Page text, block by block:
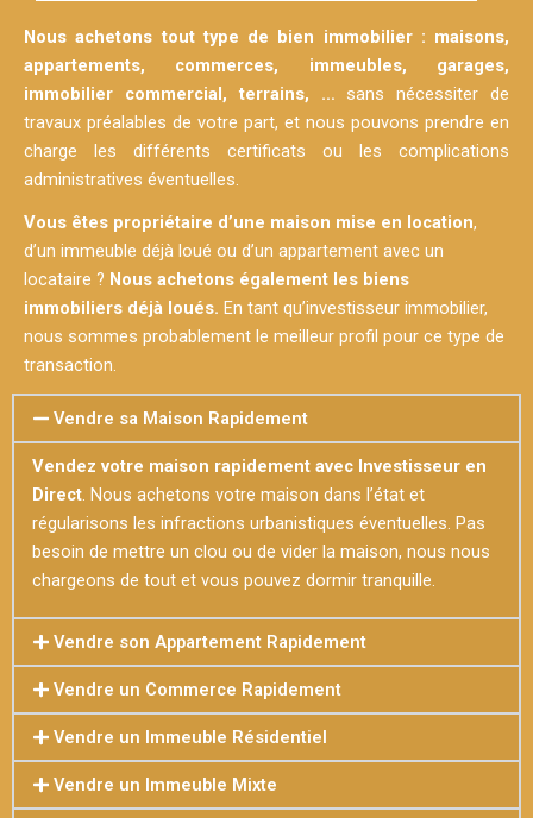
Nous achetons tout type de bien immobilier : maisons,
appartements, commerces, immeubles, garages,
immobilier commercial, terrains, … sans nécessiter de
travaux préalables de votre part, et nous pouvons prendre en
charge les différents certificats ou les complications
administratives éventuelles.
Vous êtes propriétaire d’une maison mise en location,
d’un immeuble déjà loué ou d’un appartement avec un
locataire ? Nous achetons également les biens
immobiliers déjà loués. En tant qu’investisseur immobilier,
nous sommes probablement le meilleur profil pour ce type de
transaction.
Vendre sa Maison Rapidement
Vendez votre maison rapidement avec Investisseur en
Direct. Nous achetons votre maison dans l’état et
régularisons les infractions urbanistiques éventuelles. Pas
besoin de mettre un clou ou de vider la maison, nous nous
chargeons de tout et vous pouvez dormir tranquille.
Vendre son Appartement Rapidement
Vendre un Commerce Rapidement
Vendre un Immeuble Résidentiel
Vendre un Immeuble Mixte